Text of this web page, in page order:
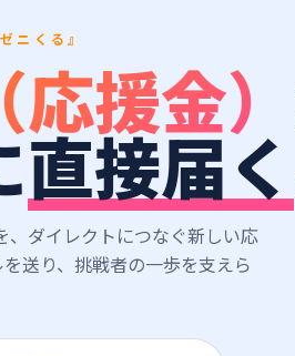
ニくる』
援金）
直接届く
ダイレクトにつなぐ新しい応
送り、挑戦者の一歩を支えら